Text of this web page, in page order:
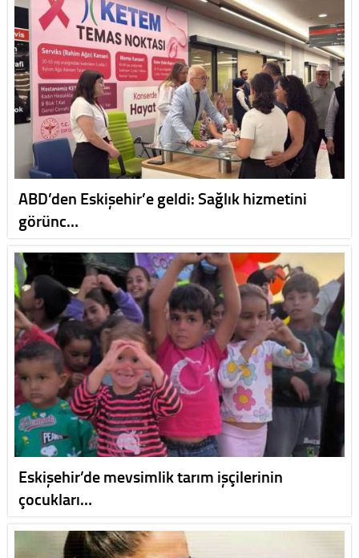
ABD’den Eskişehir’e geldi: Sağlık hizmetini
görünc…
Eskişehir’de mevsimlik tarım işçilerinin
çocukları…